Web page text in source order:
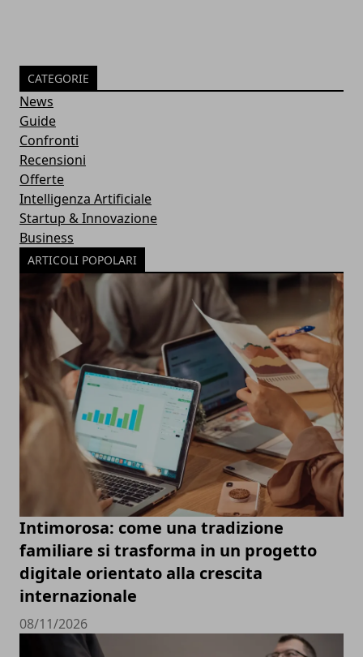
CATEGORIE
News
Guide
Confronti
Recensioni
Offerte
Intelligenza Artificiale
Startup & Innovazione
Business
ARTICOLI POPOLARI
Intimorosa: come una tradizione
familiare si trasforma in un progetto
digitale orientato alla crescita
internazionale
08/11/2026